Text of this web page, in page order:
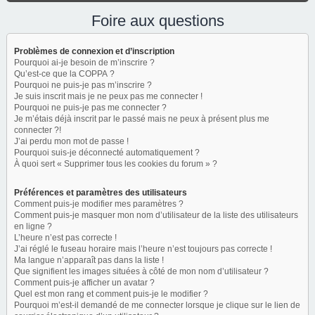
Foire aux questions
Problèmes de connexion et d’inscription
Pourquoi ai-je besoin de m’inscrire ?
Qu’est-ce que la COPPA ?
Pourquoi ne puis-je pas m’inscrire ?
Je suis inscrit mais je ne peux pas me connecter !
Pourquoi ne puis-je pas me connecter ?
Je m’étais déjà inscrit par le passé mais ne peux à présent plus me
connecter ?!
J’ai perdu mon mot de passe !
Pourquoi suis-je déconnecté automatiquement ?
À quoi sert « Supprimer tous les cookies du forum » ?
Préférences et paramètres des utilisateurs
Comment puis-je modifier mes paramètres ?
Comment puis-je masquer mon nom d’utilisateur de la liste des utilisateurs
en ligne ?
L’heure n’est pas correcte !
J’ai réglé le fuseau horaire mais l’heure n’est toujours pas correcte !
Ma langue n’apparaît pas dans la liste !
Que signifient les images situées à côté de mon nom d’utilisateur ?
Comment puis-je afficher un avatar ?
Quel est mon rang et comment puis-je le modifier ?
Pourquoi m’est-il demandé de me connecter lorsque je clique sur le lien de